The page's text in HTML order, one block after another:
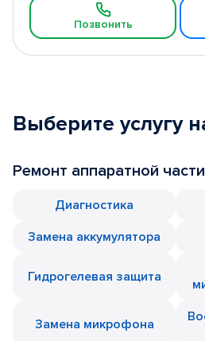
Позвонить
Выберите услугу
Ремонт аппаратной части
Диагностика
Замена аккумулятора
Гидрогелевая защита
Замена микрофона